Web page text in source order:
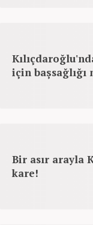
için başsağlığı
Bir asır arayla
kare!